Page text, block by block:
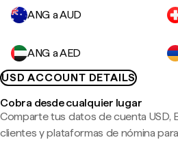
ANG a AUD
ANG a AED
USD ACCOUNT DETAILS
Cobra desde cualquier lugar
Comparte tus datos de cuenta USD,
clientes y plataformas de nómina